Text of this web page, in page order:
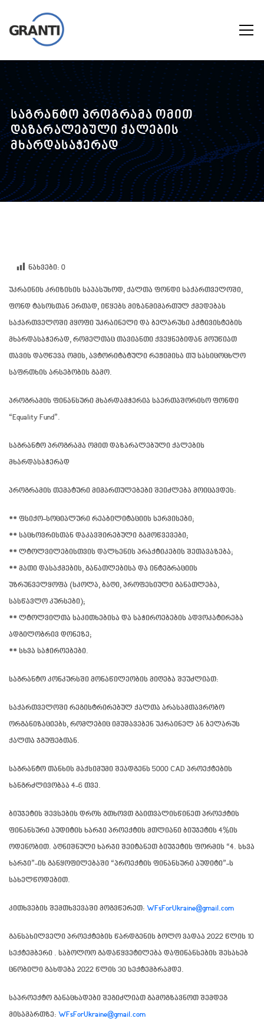
საგრანტო პროგრამა ომით
დაზარალებული ქალების
მხარდასაჭერად
ნახვები: 0
უკრაინის კრიზისის საპასუხოდ, ქალთა ფონდი საქართველოში,
ფონდ ტასოსთან ერთად, იწყებს მიზანმიმართულ ქმედებას
საქართველოში მყოფი უკრაინელი და ბელარუსი აქტივისტების
მხარდასაჭერად, რომელთაც თავიანთი ქვეყნებიდან მოუწიათ
თავის დაღწევა ომის, ავტორიტატული რეჟიმისა თუ სასიცოცხლო
საფრთხის არსებობის გამო.
პროგრამის ფინანსური მხარდამჭერია საერთაშორისო ფონდი
“Equality Fund”.
საგრანტო პროგრამა ომით დაზარალებული ქალების
მხარდასაჭერად
პროგრამის თემატური მიმართულებები შეიძლება მოიცავდეს:
** ფსიქო-სოციალური რეაბილიტაციის სერვისები;
** საცხოვრისთან დაკავშირებული გამოწვევები;
** ლტოლვილებისთვის დალხენის პრაქტიკების შეთავაზება;
** მათი დასაქმების, განათლებისა და ინტეგრაციის
უზრუნველყოფა (სკოლა, ბაღი, პროფესიული განათლება,
სასწავლო კურსები);
** ლტოლვილთა საკითხებისა და საჭიროებების ადვოკატირება
ადგილობრივ დონეზე;
** სხვა საჭიროებები.
საგრანტო კონკურსში მონაწილეობის მიღება შეუძლიათ:
საქართველოში რეგისტრირებულ ქალთა არასამთავრობო
ორგანიზაციებს, რომლებიც იმუშავებენ უკრაინელ ან ბელარუს
ქალთა ჯგუფებთან.
საგრანტო თანხის მაქსიმუმი შეადგენს 5000 CAD პროექტების
ხანგრძლივობაა 4-6 თვე.
ბიუჯეტის შევსების დროს გთხოვთ გაითვალისწინეთ პროექტის
ფინანსური აუდიტის ხარჯი პროექტის მთლიანი ბიუჯეტის 4%ის
ოდენობით. აღნიშნული ხარჯი შეიტანეთ ბიუჯეტის ფორმის “4. სხვა
ხარჯი”-ის განყოფილებაში “პროექტის ფინანსური აუდიტი”-ს
სახელწოდებით.
კითხვების შემთხვევაში მოგვწერეთ: WFsForUkraine@gmail.com
განსახილველი პროექტების წარდგენის ბოლო ვადაა 2022 წლის 10
სექტემბერი . საბოლოო გადაწყვეტილება დაფინანსების შესახებ
ცნობილი გახდება 2022 წლის 30 სექტემბრამდე.
საპროექტო განაცხადები შეგიძლიათ გამოგზავნოთ შემდეგ
მისამართზე: WFsForUkraine@gmail.com